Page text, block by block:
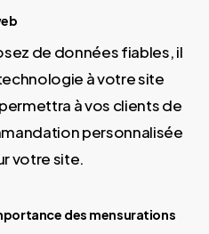
de données fiables, il
à votre site
permettra à vos clients de
personnalisée
votre site.
des mensurations